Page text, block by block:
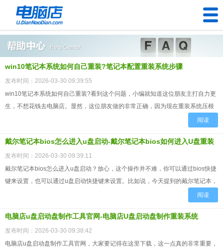
U盘工具
下载中心
帮助中心
电脑问题
win10笔记本系统如何自己重装?笔记本配置重装系统步骤
发布时间：2026-03-30 09:39:55
win10笔记本系统如何自己重装?看到这个问题，小编就知道这位朋友主打自力更
生，不想花钱去电脑店。显然，这位朋友做的非常正确，因为现在重装系统压根
阅读
戴尔笔记本bios怎么进入u盘启动-戴尔笔记本bios如何进入U盘重装
发布时间：2026-03-30 09:39:11
戴尔笔记本bios怎么进入u盘启动？放心，这个操作并不难，你可以通过bios快捷
键来设置，也可以通过u盘启动快捷键来设置。比如说，今天提到的戴尔笔记本，
阅读
电脑店u盘启动盘制作工具官网-电脑店U盘启动盘制作重装系统
发布时间：2026-03-30 09:38:42
电脑店u盘启动盘制作工具官网，大家要记得在这里下载，这一点真的非常重要，